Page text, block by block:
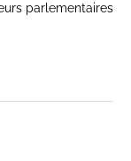
parlementaires